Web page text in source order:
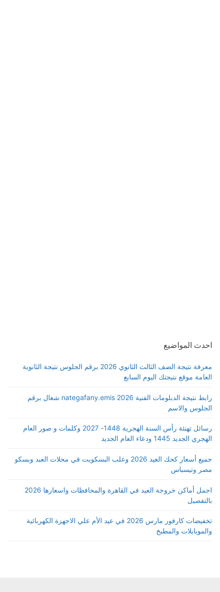
احدث المواضيع
معرفة نتيجة الصف الثالث الثانوي 2026 برقم الجلوس نتيجة الثانوية
العامة موقع نتيجتك اليوم السابع
رابط نتيجة الدبلومات الفنية 2026 nategafany.emis شغال برقم
الجلوس والاسم
رسائل تهنئة رأس السنة الهجرية 1448- 2027 وكلمات و صور العام
الهجري الجديد 1445 ودعاء العام الجديد
جميع أسعار كحك العيد 2026 وعلب البسكويت في محلات العبد وبسكو
مصر وتيسباس
اجمل أماكن خروجة العيد في القاهرة والمحافظات واسعارها 2026
بالتفصيل
تخفيضات كارفور مارس 2026 في عيد الأم علي الاجهزة الكهربائية
والموبايلات والمطبخ